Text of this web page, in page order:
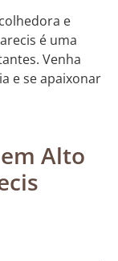
e
é uma
Venha
e se apaixonar
Alto